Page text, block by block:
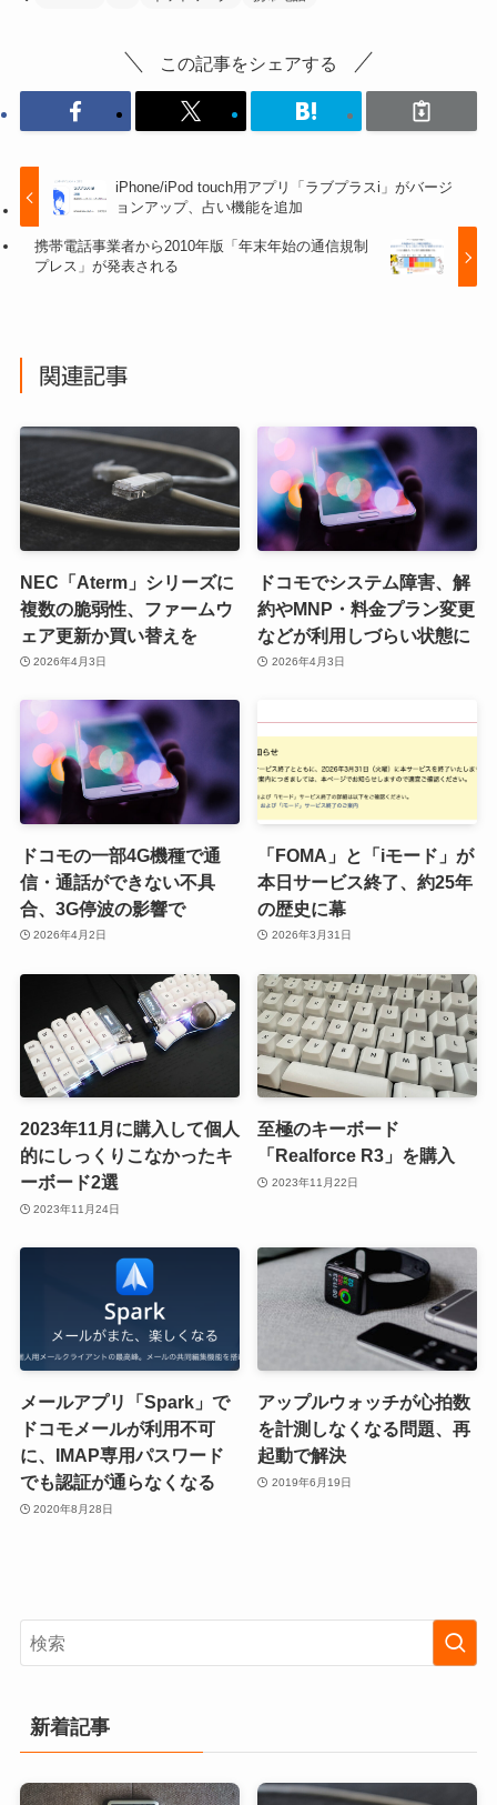
この記事をシェアする
iPhone/iPod touch用アプリ「ラブプラスi」がバージ
ョンアップ、占い機能を追加
携帯電話事業者から2010年版「年末年始の通信規制
プレス」が発表される
関連記事
NEC「Aterm」シリーズに
複数の脆弱性、ファームウ
ェア更新か買い替えを
2026年4月3日
ドコモでシステム障害、解
約やMNP・料金プラン変更
などが利用しづらい状態に
2026年4月3日
ドコモの一部4G機種で通
信・通話ができない不具
合、3G停波の影響で
2026年4月2日
「FOMA」と「iモード」が
本日サービス終了、約25年
の歴史に幕
2026年3月31日
2023年11月に購入して個人
的にしっくりこなかったキ
ーボード2選
2023年11月24日
至極のキーボード
「Realforce R3」を購入
2023年11月22日
メールアプリ「Spark」で
ドコモメールが利用不可
に、IMAP専用パスワード
でも認証が通らなくなる
2020年8月28日
アップルウォッチが心拍数
を計測しなくなる問題、再
起動で解決
2019年6月19日
新着記事